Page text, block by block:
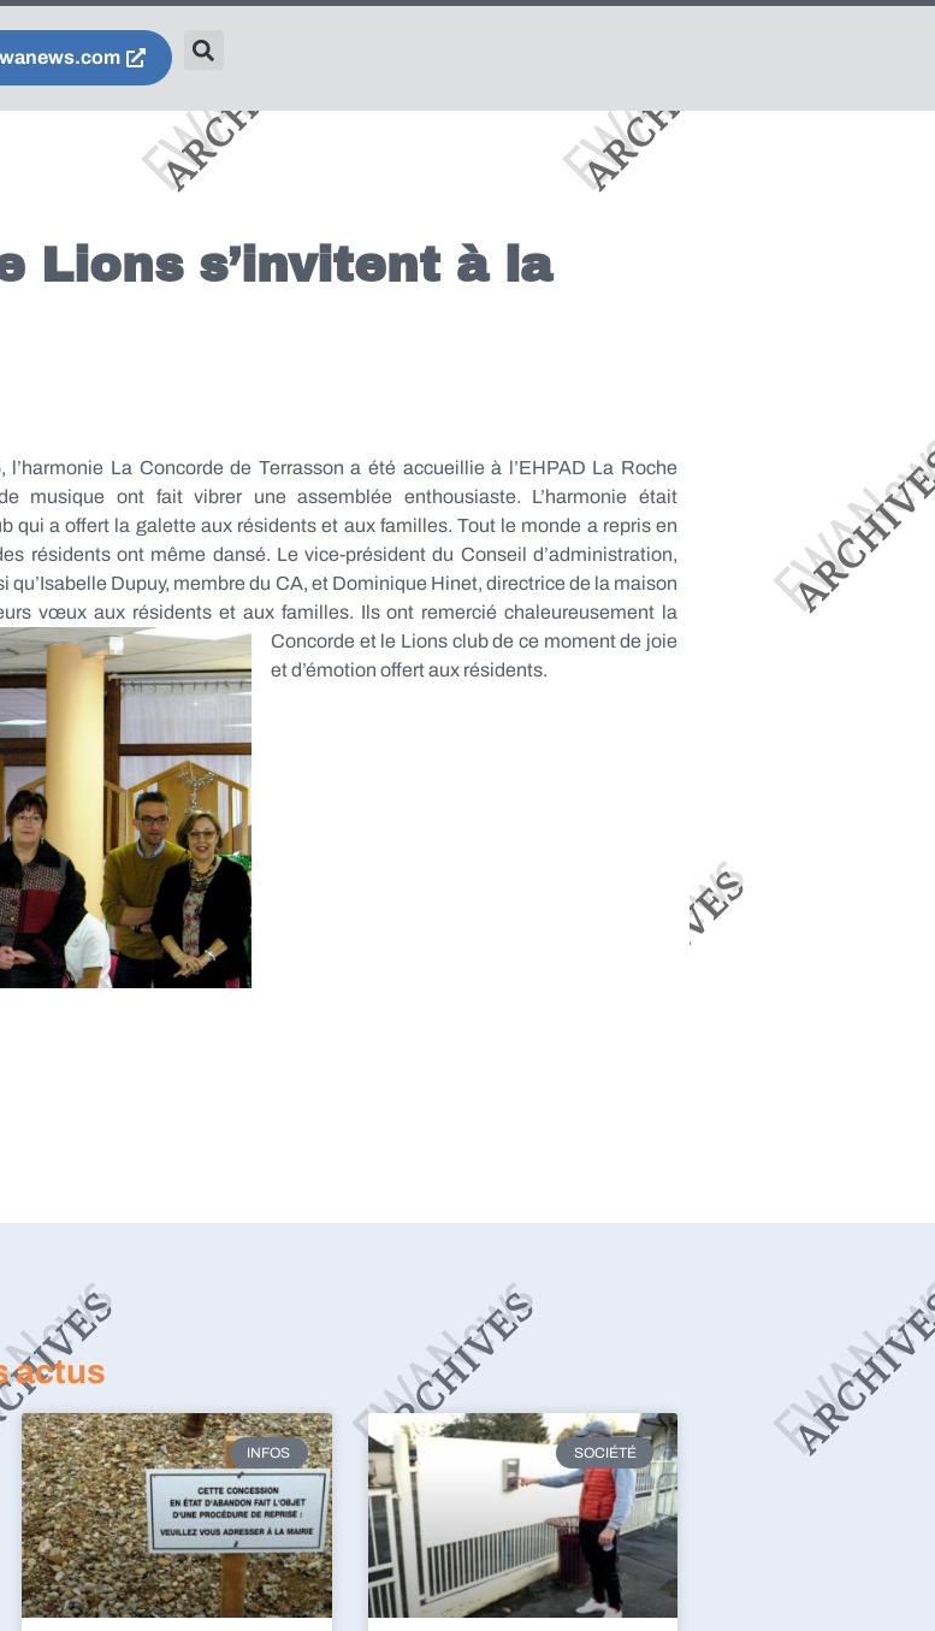
Lions s’invitent à la
l’harmonie La Concorde de Terrasson a été accueillie à l’EHPAD La Roche
musique ont fait vibrer une assemblée enthousiaste. L’harmonie était
qui a offert la galette aux résidents et aux familles. Tout le monde a repris en
résidents ont même dansé. Le vice-président du Conseil d’administration,
qu’Isabelle Dupuy, membre du CA, et Dominique Hinet, directrice de la maison
vœux aux résidents et aux familles. Ils ont remercié chaleureusement la
Concorde et le Lions club de ce moment de joie
et d’émotion offert aux résidents.
actus
INFOS SOCIÉTÉ